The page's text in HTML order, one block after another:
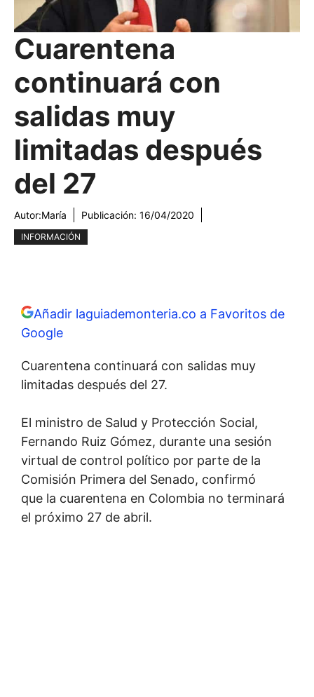
Cuarentena
continuará con
salidas muy
limitadas después
del 27
Autor:María Publicación: 16/04/2020
INFORMACIÓN
Añadir laguiademonteria.co a Favoritos de
Google
Cuarentena continuará con salidas muy
limitadas después del 27.
El ministro de Salud y Protección Social,
Fernando Ruiz Gómez, durante una sesión
virtual de control político por parte de la
Comisión Primera del Senado, confirmó
que la cuarentena en Colombia no terminará
el próximo 27 de abril.